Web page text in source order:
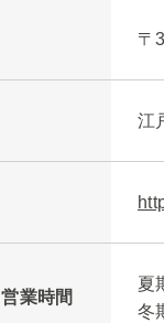
〒
江
営業時間
夏
冬